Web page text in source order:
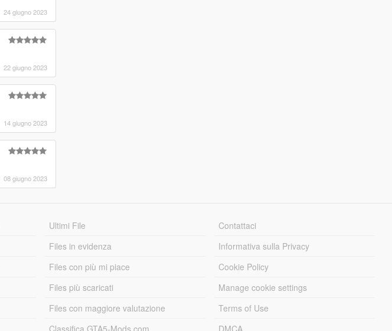
24 giugno 2023
22 giugno 2023
14 giugno 2023
08 giugno 2023
Ultimi File
Files in evidenza
Files con più mi piace
Files più scaricati
Files con maggiore valutazione
Classifica GTA5-Mods.com
Contattaci
Informativa sulla Privacy
Cookie Policy
Manage cookie settings
Terms of Use
DMCA